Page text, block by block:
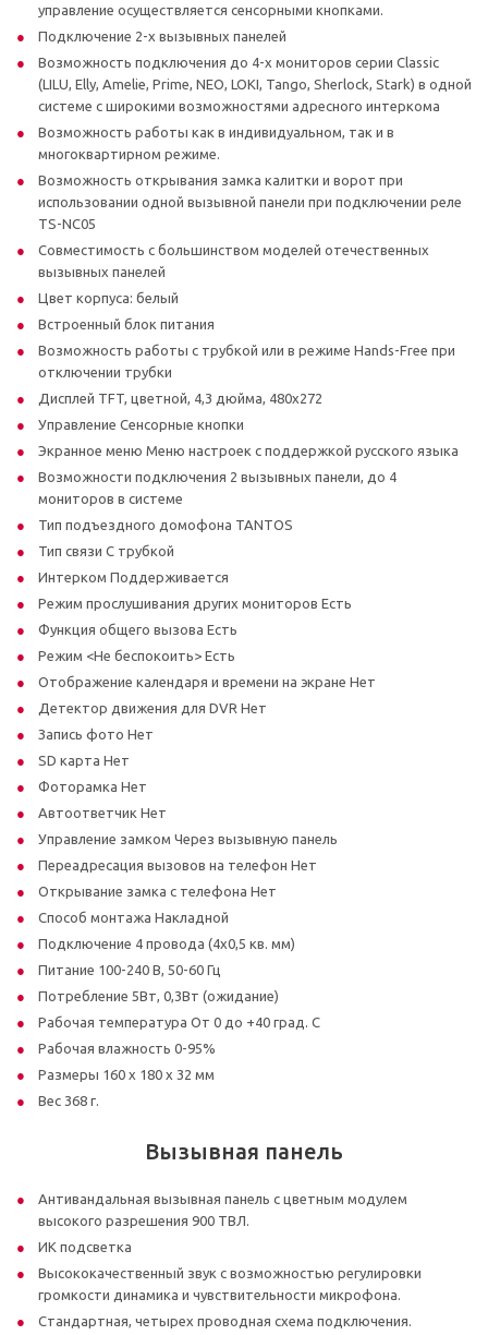
управление осуществляется сенсорными кнопками.
Подключение 2-х вызывных панелей
Возможность подключения до 4-х мониторов серии Classic
(LILU, Elly, Amelie, Prime, NEO, LOKI, Tango, Sherlock, Stark) в одной
системе с широкими возможностями адресного интеркома
Возможность работы как в индивидуальном, так и в
многоквартирном режиме.
Возможность открывания замка калитки и ворот при
использовании одной вызывной панели при подключении реле
TS-NC05
Совместимость с большинством моделей отечественных
вызывных панелей
Цвет корпуса: белый
Встроенный блок питания
Возможность работы с трубкой или в режиме Hands-Free при
отключении трубки
Дисплей TFT, цветной, 4,3 дюйма, 480x272
Управление Сенсорные кнопки
Экранное меню Меню настроек с поддержкой русского языка
Возможности подключения 2 вызывных панели, до 4
мониторов в системе
Тип подъездного домофона TANTOS
Тип связи С трубкой
Интерком Поддерживается
Режим прослушивания других мониторов Есть
Функция общего вызова Есть
Режим <Не беспокоить> Есть
Отображение календаря и времени на экране Нет
Детектор движения для DVR Нет
Запись фото Нет
SD карта Нет
Фоторамка Нет
Автоответчик Нет
Управление замком Через вызывную панель
Переадресация вызовов на телефон Нет
Открывание замка с телефона Нет
Способ монтажа Накладной
Подключение 4 провода (4х0,5 кв. мм)
Питание 100-240 В, 50-60 Гц
Потребление 5Вт, 0,3Вт (ожидание)
Рабочая температура От 0 до +40 град. С
Рабочая влажность 0-95%
Размеры 160 х 180 х 32 мм
Вес 368 г.
Вызывная панель
Антивандальная вызывная панель с цветным модулем
высокого разрешения 900 ТВЛ.
ИК подсветка
Высококачественный звук с возможностью регулировки
громкости динамика и чувствительности микрофона.
Стандартная, четырех проводная схема подключения.